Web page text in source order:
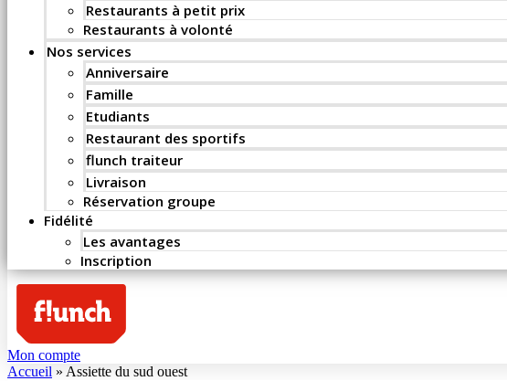
Restaurants à petit prix
Restaurants à volonté
Nos services
Anniversaire
Famille
Etudiants
Restaurant des sportifs
flunch traiteur
Livraison
Réservation groupe
Fidélité
Les avantages
Inscription
Mon compte
Accueil » Assiette du sud ouest